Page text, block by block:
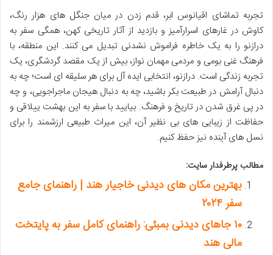
تجربه تماشای اقیانوس ابر، قدم زدن در میان جنگل های هزار رنگ،
کاوش در غارهای اسرارآمیز و بازدید از آثار تاریخی کهن، همگی سفر به
درازنو را به یک خاطره فراموش نشدنی تبدیل می کنند. این منطقه، با
فرهنگ غنی بومی و مردمی مهمان نواز، بیش از یک مقصد گردشگری، یک
تجربه زندگی است. درازنو، انتخابی ایده آل برای هر سلیقه ای است؛ چه به
دنبال آرامش در طبیعت بکر باشید، چه به دنبال هیجان ماجراجویی، و چه
در پی غرق شدن در تاریخ و فرهنگ. بیایید با سفر به این بهشت ییلاقی و
حفاظت از زیبایی های بی نظیر آن، این میراث طبیعی ارزشمند را برای
نسل های آینده نیز حفظ کنیم.
مطالب پرطرفدار سایت:
بهترین مکان های دیدنی خاجیار هند | راهنمای جامع
سفر ۲۰۲۴
۱۰ جاهای دیدنی بمبئی: راهنمای کامل سفر به پایتخت
مالی هند